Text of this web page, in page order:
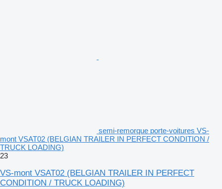
semi-remorque porte-voitures VS-
mont VSAT02 (BELGIAN TRAILER IN PERFECT CONDITION /
TRUCK LOADING)
23
VS-mont VSAT02 (BELGIAN TRAILER IN PERFECT
CONDITION / TRUCK LOADING)